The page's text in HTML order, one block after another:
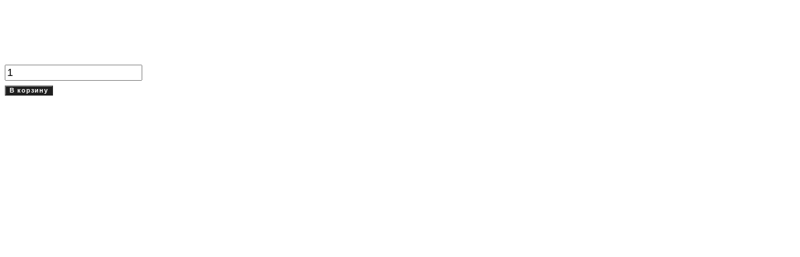
Количество
товара
В корзину